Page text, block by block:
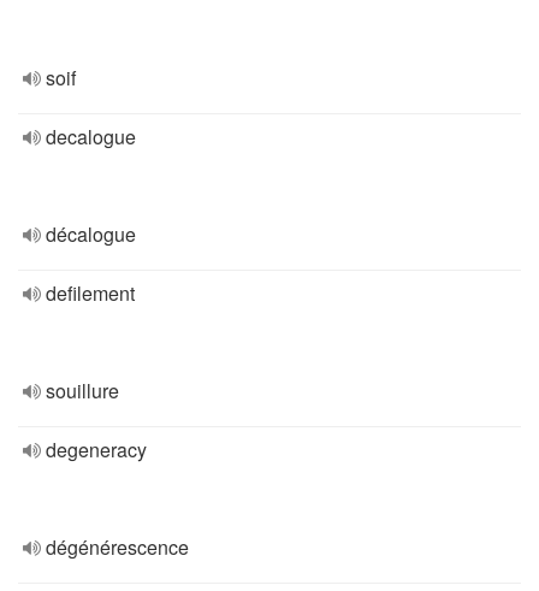
soif
decalogue
décalogue
defilement
souillure
degeneracy
dégénérescence